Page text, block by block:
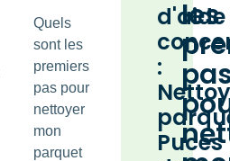
Quels
sont les
premiers
pas pour
nettoyer
mon
parquet
d'aide
:
Puces
les